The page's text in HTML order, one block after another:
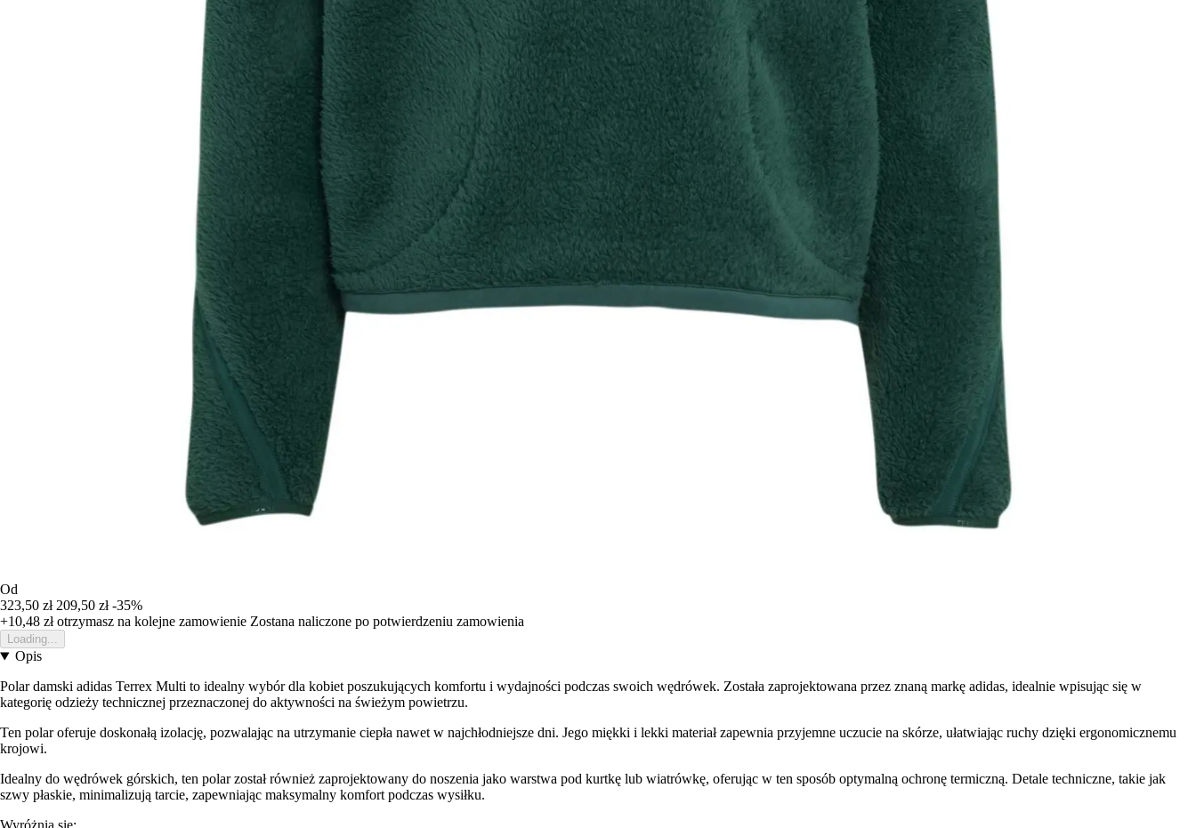
Od
323,50 zł 209,50 zł -35%
+10,48 złotrzymasz na kolejne zamowienie Zostana naliczone po potwierdzeniu zamowienia
Loading...
Opis
Polar damski adidas Terrex Multi to idealny wybór dla kobiet poszukujących komfortu i wydajności podczas swoich wędrówek. Została zaprojektowana przez znaną markę adidas, idealnie wpisując się w
kategorię odzieży technicznej przeznaczonej do aktywności na świeżym powietrzu.
Ten polar oferuje doskonałą izolację, pozwalając na utrzymanie ciepła nawet w najchłodniejsze dni. Jego miękki i lekki materiał zapewnia przyjemne uczucie na skórze, ułatwiając ruchy dzięki ergonomicznemu
krojowi.
Idealny do wędrówek górskich, ten polar został również zaprojektowany do noszenia jako warstwa pod kurtkę lub wiatrówkę, oferując w ten sposób optymalną ochronę termiczną. Detale techniczne, takie jak
szwy płaskie, minimalizują tarcie, zapewniając maksymalny komfort podczas wysiłku.